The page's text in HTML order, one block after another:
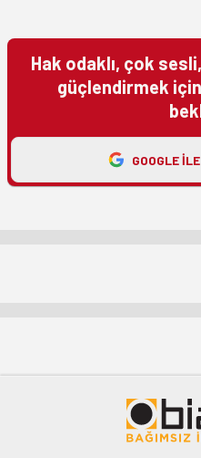
Hak odaklı, çok
güçlendirmek
GOOGLE